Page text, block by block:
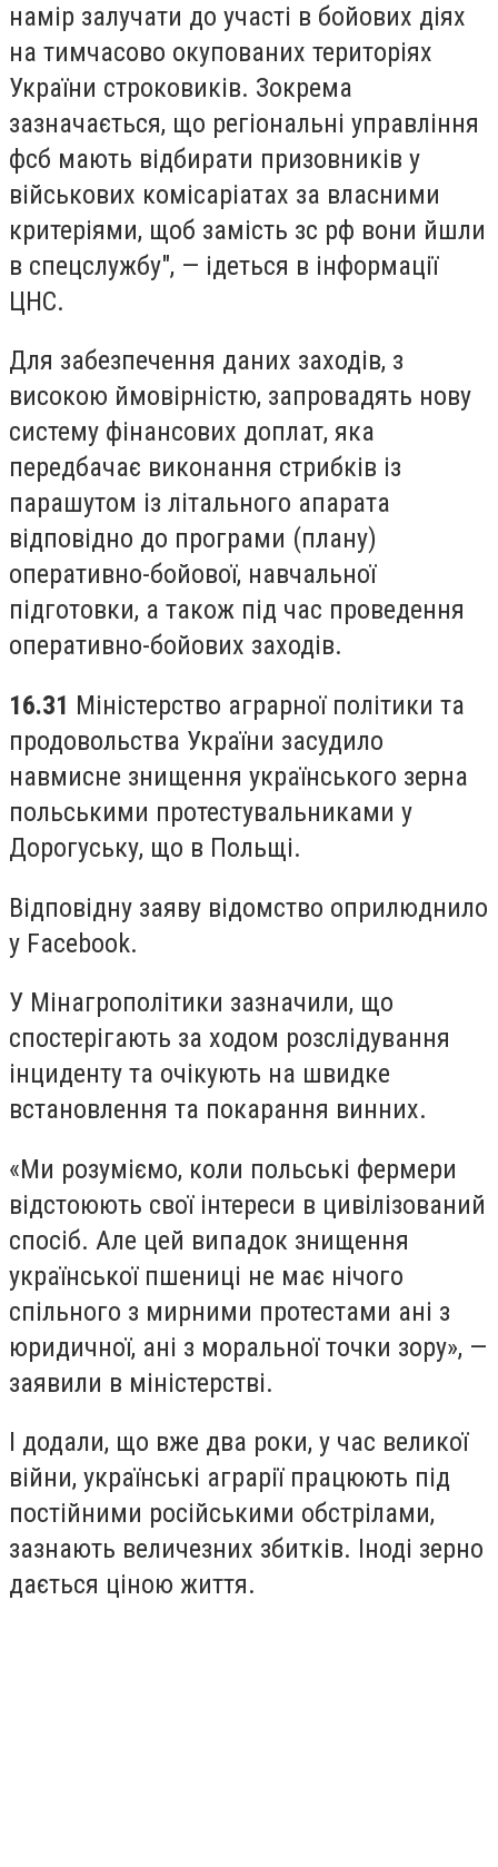
намір залучати до участі в бойових діях
на тимчасово окупованих територіях
України строковиків. Зокрема
зазначається, що регіональні управління
фсб мають відбирати призовників у
військових комісаріатах за власними
критеріями, щоб замість зс рф вони йшли
в спецслужбу", — ідеться в інформації
ЦНС.
Для забезпечення даних заходів, з
високою ймовірністю, запровадять нову
систему фінансових доплат, яка
передбачає виконання стрибків із
парашутом із літального апарата
відповідно до програми (плану)
оперативно-бойової, навчальної
підготовки, а також під час проведення
оперативно-бойових заходів.
16.31 Міністерство аграрної політики та
продовольства України засудило
навмисне знищення українського зерна
польськими протестувальниками у
Дорогуську, що в Польщі.
Відповідну заяву відомство оприлюднило
у Facebook.
У Мінагрополітики зазначили, що
спостерігають за ходом розслідування
інциденту та очікують на швидке
встановлення та покарання винних.
«Ми розуміємо, коли польські фермери
відстоюють свої інтереси в цивілізований
спосіб. Але цей випадок знищення
української пшениці не має нічого
спільного з мирними протестами ані з
юридичної, ані з моральної точки зору», —
заявили в міністерстві.
І додали, що вже два роки, у час великої
війни, українські аграрії працюють під
постійними російськими обстрілами,
зазнають величезних збитків. Іноді зерно
дається ціною життя.